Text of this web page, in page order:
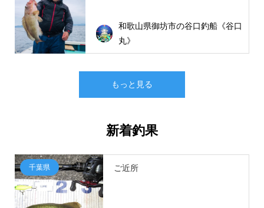
和歌山県御坊市の谷口釣船《谷口
丸》
もっと見る
新着釣果
千葉県 ご近所